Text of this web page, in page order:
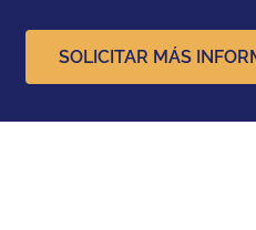
SOLICITAR MÁS